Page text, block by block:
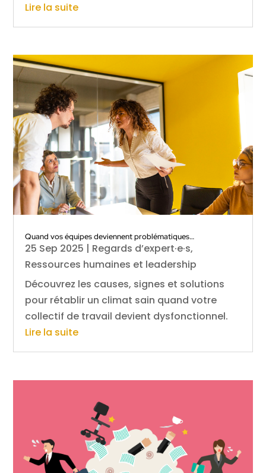
Lire la suite
Quand vos équipes deviennent problématiques…
25 Sep 2025 | Regards d’expert·e·s,
Ressources humaines et leadership
Découvrez les causes, signes et solutions
pour rétablir un climat sain quand votre
collectif de travail devient dysfonctionnel.
Lire la suite